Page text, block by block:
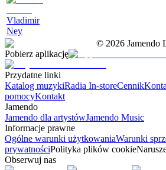
Vladimir
Ney
© 2026 Jamendo
Pobierz aplikację
Przydatne linki
Katalog muzykiRadia In-storeCennik
pomocyKontakt
Jamendo
Jamendo dla artystówJamendo Music
Informacje prawne
Ogólne warunki użytkowaniaWarunki
prywatnościPolityka plików cookie
Obserwuj nas